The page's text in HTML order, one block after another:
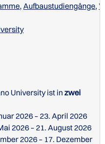
, Aufbaustudiengänge,
University ist in zwei
2026 – 23. April 2026
2026 – 21. August 2026
2026 – 17. Dezember